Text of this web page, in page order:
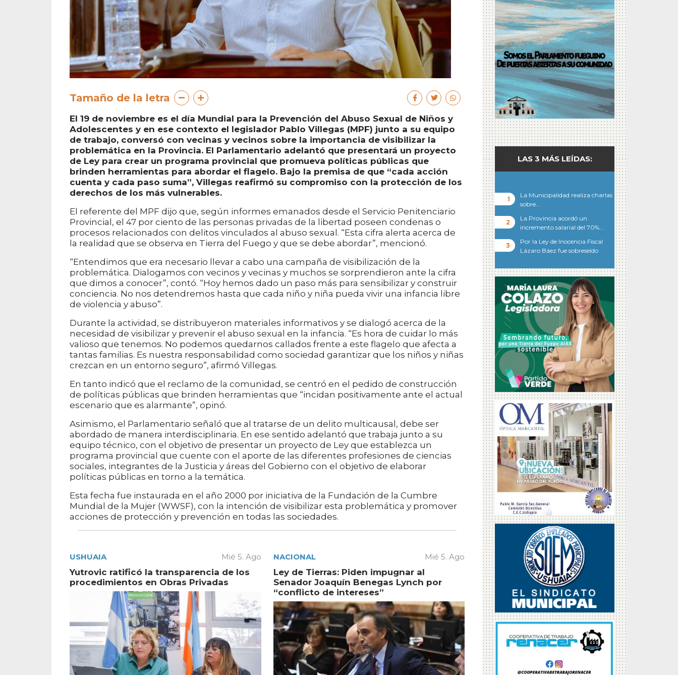
Tamaño de la letra
El 19 de noviembre es el día Mundial para la Prevención del Abuso Sexual de Niños y
Adolescentes y en ese contexto el legislador Pablo Villegas (MPF) junto a su equipo
de trabajo, conversó con vecinas y vecinos sobre la importancia de visibilizar la
problemática en la Provincia. El Parlamentario adelantó que presentará un proyecto
de Ley para crear un programa provincial que promueva políticas públicas que
brinden herramientas para abordar el flagelo. Bajo la premisa de que “cada acción
cuenta y cada paso suma”, Villegas reafirmó su compromiso con la protección de los
derechos de los más vulnerables.
El referente del MPF dijo que, según informes emanados desde el Servicio Penitenciario
Provincial, el 47 por ciento de las personas privadas de la libertad poseen condenas o
procesos relacionados con delitos vinculados al abuso sexual. “Esta cifra alerta acerca de
la realidad que se observa en Tierra del Fuego y que se debe abordar”, mencionó.
“Entendimos que era necesario llevar a cabo una campaña de visibilización de la
problemática. Dialogamos con vecinos y vecinas y muchos se sorprendieron ante la cifra
que dimos a conocer”, contó. “Hoy hemos dado un paso más para sensibilizar y construir
conciencia. No nos detendremos hasta que cada niño y niña pueda vivir una infancia libre
de violencia y abuso”.
Durante la actividad, se distribuyeron materiales informativos y se dialogó acerca de la
necesidad de visibilizar y prevenir el abuso sexual en la infancia. “Es hora de cuidar lo más
valioso que tenemos. No podemos quedarnos callados frente a este flagelo que afecta a
tantas familias. Es nuestra responsabilidad como sociedad garantizar que los niños y niñas
crezcan en un entorno seguro”, afirmó Villegas.
En tanto indicó que el reclamo de la comunidad, se centró en el pedido de construcción
de políticas públicas que brinden herramientas que “incidan positivamente ante el actual
escenario que es alarmante”, opinó.
Asimismo, el Parlamentario señaló que al tratarse de un delito multicausal, debe ser
abordado de manera interdisciplinaria. En ese sentido adelantó que trabaja junto a su
equipo técnico, con el objetivo de presentar un proyecto de Ley que establezca un
programa provincial que cuente con el aporte de las diferentes profesiones de ciencias
sociales, integrantes de la Justicia y áreas del Gobierno con el objetivo de elaborar
políticas públicas en torno a la temática.
Esta fecha fue instaurada en el año 2000 por iniciativa de la Fundación de la Cumbre
Mundial de la Mujer (WWSF), con la intención de visibilizar esta problemática y promover
acciones de protección y prevención en todas las sociedades.
USHUAIA Mié 5. Ago
Yutrovic ratificó la transparencia de los
procedimientos en Obras Privadas
NACIONAL Mié 5. Ago
Ley de Tierras: Piden impugnar al
Senador Joaquín Benegas Lynch por
“conflicto de intereses”
LAS 3 MÁS LEÍDAS:
La Municipalidad realiza charlas
sobre…
La Provincia acordó un
incremento salarial del 70%…
Por la Ley de Inocencia Fiscal
Lázaro Báez fue sobreseído